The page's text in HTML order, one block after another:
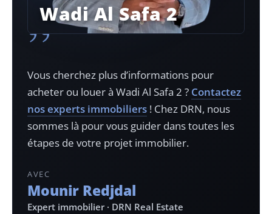
Wadi Al Safa 2
”
Vous cherchez plus d’informations pour
acheter ou louer à Wadi Al Safa 2 ? Contactez
nos experts immobiliers ! Chez DRN, nous
sommes là pour vous guider dans toutes les
étapes de votre projet immobilier.
AVEC
Mounir Redjdal
Expert immobilier · DRN Real Estate